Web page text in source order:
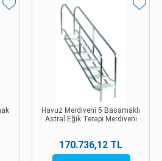
Havuz Merdiveni 5 Basamaklı
Astral Eğik Terapi Merdiveni
170.736,12 TL